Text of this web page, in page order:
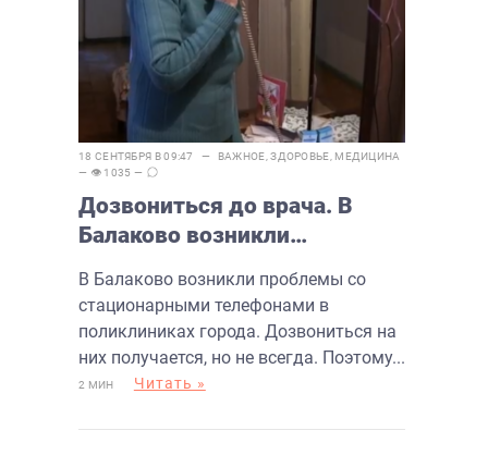
18 СЕНТЯБРЯ В 09:47 — ВАЖНОЕ ,ЗДОРОВЬЕ МЕДИЦИНА
— 👁 1035 —
Дозвониться до врача. В
Балаково возникли
телефонами
В Балаково возникли проблемы со
стационарными телефонами в
поликлиниках города. Дозвониться на
них получается, но не всегда. Поэтому...
2 МИН Читать »